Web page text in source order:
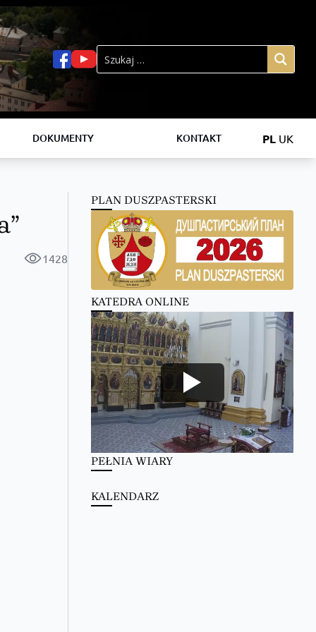
DOKUMENTY KONTAKT PL UK
1428
PLAN DUSZPASTERSKI
KATEDRA ONLINE
PEŁNIA WIARY
KALENDARZ